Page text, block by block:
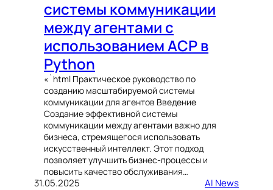
системы коммуникации
между агентами с
использованием ACP в
Python
«`html Практическое руководство по
созданию масштабируемой системы
коммуникации для агентов Введение
Создание эффективной системы
коммуникации между агентами важно для
бизнеса, стремящегося использовать
искусственный интеллект. Этот подход
позволяет улучшить бизнес-процессы и
повысить качество обслуживания…
31.05.2025 AI News